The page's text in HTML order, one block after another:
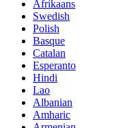
Afrikaans
Swedish
Polish
Basque
Catalan
Esperanto
Hindi
Lao
Albanian
Amharic